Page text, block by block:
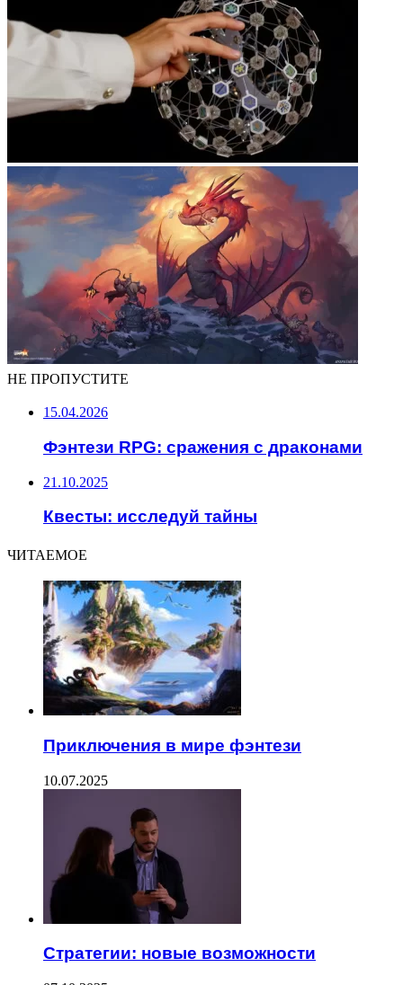
НЕ ПРОПУСТИТЕ
15.04.2026
Фэнтези RPG: сражения с драконами
21.10.2025
Квесты: исследуй тайны
ЧИТАЕМОЕ
Приключения в мире фэнтези
10.07.2025
Стратегии: новые возможности